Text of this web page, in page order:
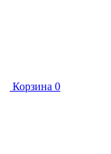
Корзина 0